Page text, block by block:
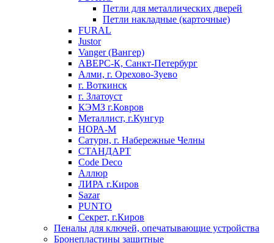
Петли для металлических дверей
Петли накладные (карточные)
FURAL
Justor
Vanger (Вангер)
АВЕРС-К, Санкт-Петербург
Алми, г. Орехово-Зуево
г. Воткинск
г. Златоуст
КЭМЗ г.Ковров
Металлист, г.Кунгур
НОРА-М
Сатурн, г. Набережные Челны
СТАНДАРТ
Code Deco
Аллюр
ЛИРА г.Киров
Sazar
PUNTO
Секрет, г.Киров
Пеналы для ключей, опечатывающие устройства
Бронепластины защитные